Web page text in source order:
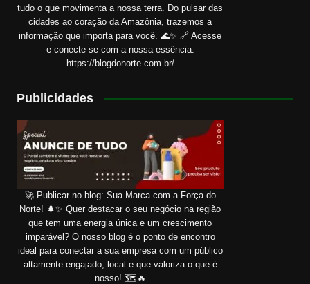
tudo o que movimenta a nossa terra. Do pulsar das
cidades ao coração da Amazônia, trazemos a
informação que importa para você. 🌊✨ 🔗 Acesse
e conecte-se com a nossa essência:
https://blogdonorte.com.br/
Publicidades
🚀 Publicar no blog: Sua Marca com a Força do
Norte! 🌲✨ Quer destacar o seu negócio na região
que tem uma energia única e um crescimento
imparável? O nosso blog é o ponto de encontro
ideal para conectar a sua empresa com um público
altamente engajado, local e que valoriza o que é
nosso! 🗺️🔥